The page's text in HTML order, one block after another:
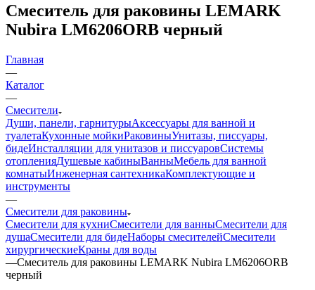
Смеситель для раковины LEMARK
Nubira LM6206ORB черный
Главная
—
Каталог
—
Смесители
Души, панели, гарнитурыАксессуары для ванной и
туалетаКухонные мойкиРаковиныУнитазы, писсуары,
бидеИнсталляции для унитазов и писсуаровСистемы
отопленияДушевые кабиныВанныМебель для ванной
комнатыИнженерная сантехникаКомплектующие и
инструменты
—
Смесители для раковины
Смесители для кухниСмесители для ванныСмесители для
душаСмесители для бидеНаборы смесителейСмесители
хирургическиеКраны для воды
—Смеситель для раковины LEMARK Nubira LM6206ORB
черный